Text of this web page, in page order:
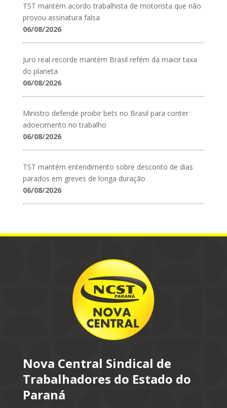
TST mantém acordo trabalhista de motorista que não
provou assinatura falsa
06/08/2026
Juro real recorde mantém Brasil refém da maior taxa
do planeta
06/08/2026
Ministro defende proibir bets no Brasil para conter
adoecimento no trabalho
06/08/2026
TST mantém entendimento sobre desconto de dias
parados em greves de longa duração
06/08/2026
Nova Central Sindical de
Trabalhadores do Estado do
Paraná